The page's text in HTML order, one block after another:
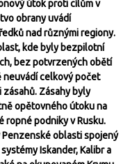
útok proti cílům v
obrany uvádí
nad různými regiony.
kde byly bezpilotní
bez potvrzených obětí
neuvádí celkový počet
Zásahy byly
opětovného útoku na
ropné podniky v Rusku.
oblasti spojený
Iskander, Kalibr a